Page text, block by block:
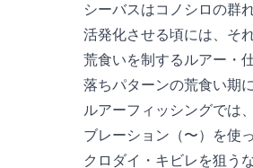
シーバスはコノシロの群
活発化させる頃には、そ
荒食いを制するルアー・
落ちパターンの荒食い期
ルアーフィッシングでは
ブレーション（14〜21g）
クロダイ・キビレを狙うな